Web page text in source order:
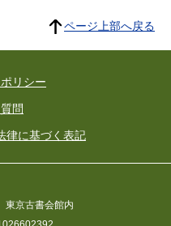
ページ上部へ戻る
リシー
問
律に基づく表記
京古書会館内